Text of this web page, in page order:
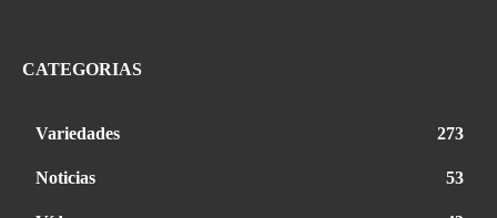
CATEGORIAS
Variedades 273
Noticias 53